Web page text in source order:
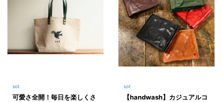
sot
可愛さ全開！毎日を楽しくさ
sot
【handwash】カジュアルコ